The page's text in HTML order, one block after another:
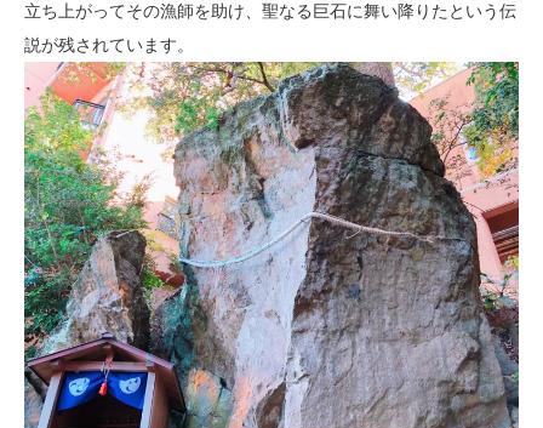
立ち上がってその漁師を助け、聖なる巨石に舞い降りたという伝
説が残されています。